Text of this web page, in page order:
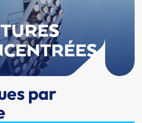
par